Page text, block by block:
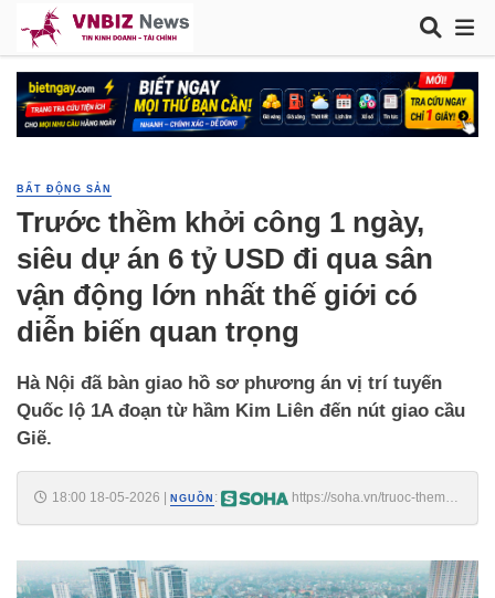
BẤT ĐỘNG SẢN
Trước thềm khởi công 1 ngày,
siêu dự án 6 tỷ USD đi qua sân
vận động lớn nhất thế giới có
diễn biến quan trọng
Hà Nội đã bàn giao hồ sơ phương án vị trí tuyến
Quốc lộ 1A đoạn từ hầm Kim Liên đến nút giao cầu
Giẽ.
18:00 18-05-2026 NGUỒN :
https://soha.vn/truoc-them-